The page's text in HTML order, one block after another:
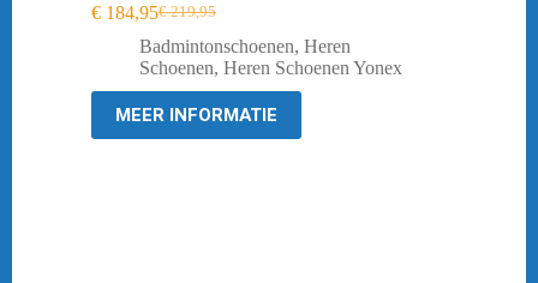
€219,95
Oorspronkelijke
prijs
was:
€ 184,95Huidige
prijs
is:
Badmintonschoenen, Heren
Schoenen, Heren Schoenen Yonex
MEER INFORMATIE